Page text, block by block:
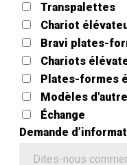
Transpalettes
Chariot
Bravi plates-
Chariots
Plates-formes
Modèles
Échange
Demande